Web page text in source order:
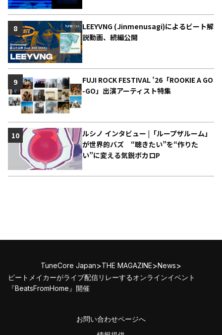
LEEYVNG (Jinmenusagi)によるビート解
説動画、続編公開
8
FUJI ROCK FESTIVAL ’26「ROOKIE A GO
-GO」出演アーティスト特集
9
ルシノ インタビュー |「ループザルーム」
が世界的バズ “聴きたい”を“作りた
い”に変える気鋭ボカロP
10
TuneCore Japan>THE MAGAZINE>News>
ビートメイカーがライブ配信リレーするオンラインイベント
『BeatsFromHome』開催
お問い合わせページへ